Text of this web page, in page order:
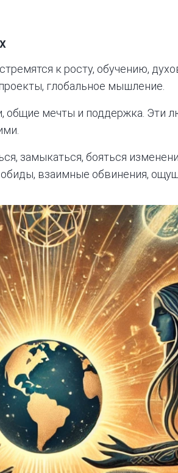
к росту, обучению,
глобальное мышление.
общие мечты и поддержка. Эти
замыкаться, бояться
взаимные обвинения,